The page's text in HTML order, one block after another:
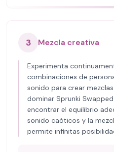
3 Mezcla creativa
Experimenta
combinaciones de
sonido para crear
dominar Sprunki
encontrar el equilibrio
sonido caóticos y la
permite infinitas